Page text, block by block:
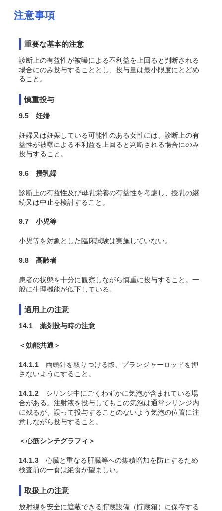
注意事項
重要な基本的注意
診断上の有益性が被曝による不利益を上回ると判断される
場合にのみ投与することとし、投与量は最小限度にとどめ
ること。
慎重投与
9.5 妊婦
妊婦又は妊娠している可能性のある女性には、診断上の有
益性が被曝による不利益を上回ると判断される場合にのみ
投与すること。
9.6 授乳婦
診断上の有益性及び母乳栄養の有益性を考慮し、授乳の継
続又は中止を検討すること。
9.7 小児等
小児等を対象とした臨床試験は実施していない。
9.8 高齢者
患者の状態を十分に観察しながら慎重に投与すること。一
般に生理機能が低下している。
適用上の注意
14.1 薬剤投与時の注意
＜効能共通＞
14.1.1 両頭針を取りつける際、プランジャーロッドを押
さないようにすること。
14.1.2 シリンジ中にごくわずかに気泡が含まれている場
合がある。注射液を投与してもこの気泡は通常シリンジ内
に残るが、誤って投与することのないよう気泡の位置に注
意しながら投与すること。
＜心筋シンチグラフィ＞
14.1.3 心臓と重なる肝臓等への集積増加を防止するため
検査前の一食は絶食が望ましい。
取扱上の注意
放射線を安全に遮蔽できる貯蔵設備（貯蔵箱）に保存する